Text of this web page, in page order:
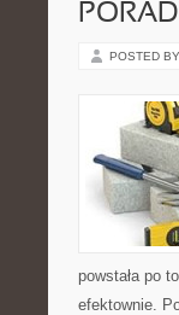
POSTED
powstała po
efektownie.